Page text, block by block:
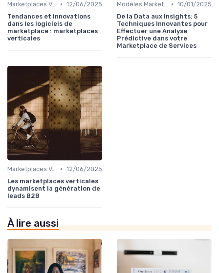
Marketplaces Verticales • 12/06/2025
Tendances et innovations
dans les logiciels de
marketplace : marketplaces
verticales
Modèles Marketplace Hybrides • 10/01/2025
De la Data aux Insights: 5
Techniques Innovantes pour
Effectuer une Analyse
Prédictive dans votre
Marketplace de Services
Marketplaces Verticales • 12/06/2025
Les marketplaces verticales
dynamisent la génération de
leads B2B
À lire aussi